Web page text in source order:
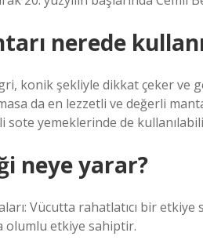
nerede
konik şekliyle dikkat çeker ve
da en lezzetli ve değerli
sote yemeklerinde de
neye yarar?
Vücutta rahatlatıcı bir etkiye
olumlu etkiye sahiptir.